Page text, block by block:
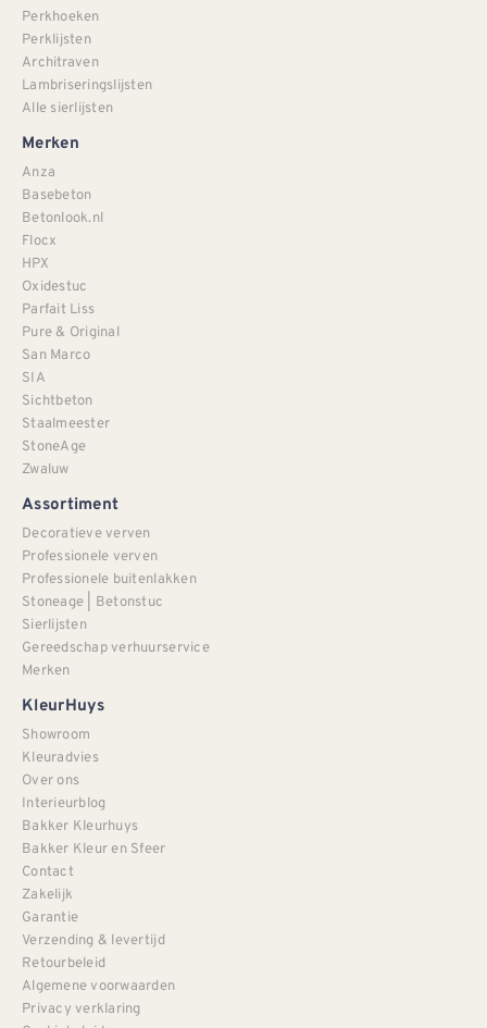
Perkhoeken
Perklijsten
Architraven
Lambriseringslijsten
Alle sierlijsten
Merken
Anza
Basebeton
Betonlook.nl
Flocx
HPX
Oxidestuc
Parfait Liss
Pure & Original
San Marco
SIA
Sichtbeton
Staalmeester
StoneAge
Zwaluw
Assortiment
Decoratieve verven
Professionele verven
Professionele buitenlakken
Stoneage | Betonstuc
Sierlijsten
Gereedschap verhuurservice
Merken
KleurHuys
Showroom
Kleuradvies
Over ons
Interieurblog
Bakker Kleurhuys
Bakker Kleur en Sfeer
Contact
Zakelijk
Garantie
Verzending & levertijd
Retourbeleid
Algemene voorwaarden
Privacy verklaring